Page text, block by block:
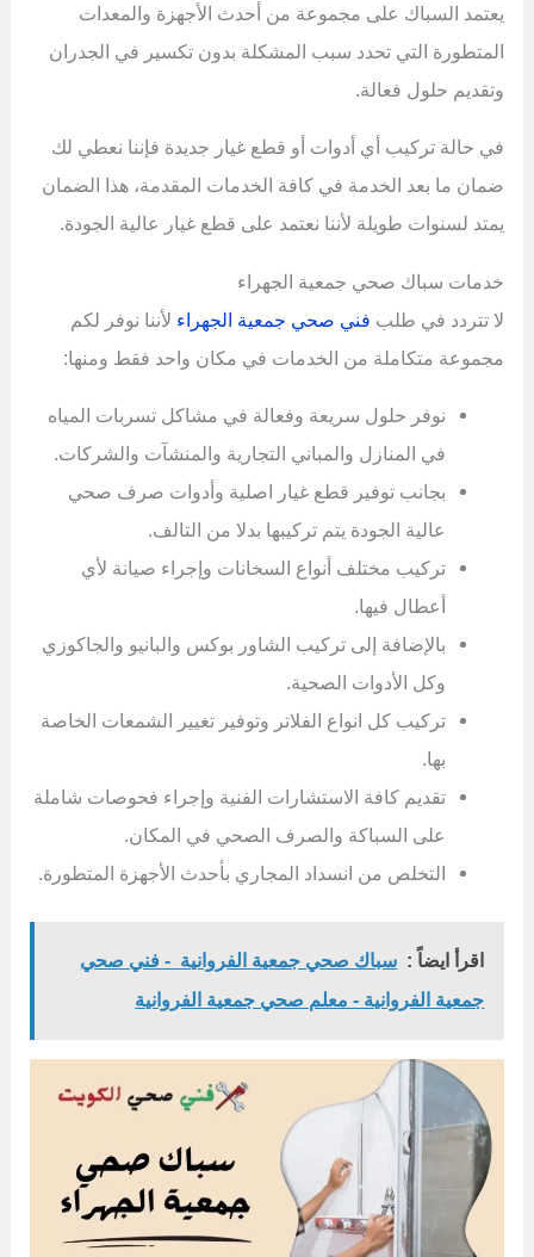
يعتمد السباك على مجموعة من أحدث الأجهزة والمعدات
المتطورة التي تحدد سبب المشكلة بدون تكسير في الجدران
وتقديم حلول فعالة.
في حالة تركيب أي أدوات أو قطع غيار جديدة فإننا نعطي لك
ضمان ما بعد الخدمة في كافة الخدمات المقدمة، هذا الضمان
يمتد لسنوات طويلة لأننا نعتمد على قطع غيار عالية الجودة.
خدمات سباك صحي جمعية الجهراء
لا تتردد في طلب فني صحي جمعية الجهراء لأننا نوفر لكم
مجموعة متكاملة من الخدمات في مكان واحد فقط ومنها:
نوفر حلول سريعة وفعالة في مشاكل تسربات المياه
في المنازل والمباني التجارية والمنشآت والشركات.
بجانب توفير قطع غيار اصلية وأدوات صرف صحي
عالية الجودة يتم تركيبها بدلا من التالف.
تركيب مختلف أنواع السخانات وإجراء صيانة لأي
أعطال فيها.
بالإضافة إلى تركيب الشاور بوكس والبانيو والجاكوزي
وكل الأدوات الصحية.
تركيب كل انواع الفلاتر وتوفير تغيير الشمعات الخاصة
بها.
تقديم كافة الاستشارات الفنية وإجراء فحوصات شاملة
على السباكة والصرف الصحي في المكان.
التخلص من انسداد المجاري بأحدث الأجهزة المتطورة.
اقرأ ايضاً : سباك صحي جمعية الفروانية - فني صحي
جمعية الفروانية - معلم صحي جمعية الفروانية